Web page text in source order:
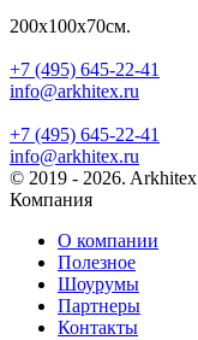
200х100х70см.
+7 (495) 645-22-41
info@arkhitex.ru
+7 (495) 645-22-41
info@arkhitex.ru
© 2019 - 2026. Arkhitex
Компания
О компании
Полезное
Шоурумы
Партнеры
Контакты